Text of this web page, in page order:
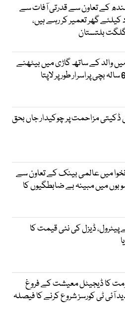
کے تعاون سے قدرتی آفات سے
کیلئے گھر تعمیر کر رہے ہیں،
بلتستان
والد کے ساتھ گاڑی میں بیٹھنے
ڈکیتی مزاحمت پر چوکیدار جاں بحق
میں عالمی بینک کے تعاون سے
میں مبینہ بے ضابطگیوں کا
ڈیزل کی نئی قیمت کا
کا ڈیجیٹل معیشت کے فروغ
آئی ٹی کورسز شروع کرنے کا فیصلہ